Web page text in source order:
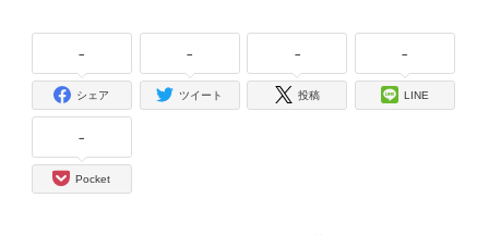
-
シェア
-
ツイート
-
投稿
-
LINE
-
Pocket